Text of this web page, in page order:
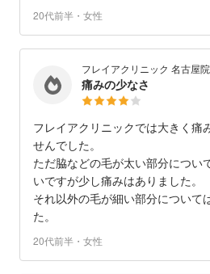
20代前半・女性
フレイアクリニック 名古屋院
痛みの少なさ
フレイアクリニックでは大きく痛
せんでした。
ただ脇などの毛が太い部分につい
いですが少し痛みはありました。
それ以外の毛が細い部分について
た。
20代前半・女性